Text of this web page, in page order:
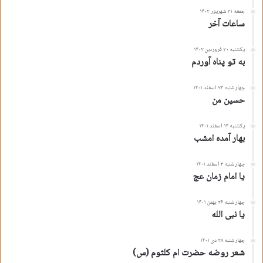
که عرشیان خدا کشته مرده‌اش هستند
جمعه ۳۱ شهریور ۱۴۰۲
ساعات آخر
یکشنبه ۲۰ فروردین ۱۴۰۲
به تو پناه آوردم
چهارشنبه ۲۴ اسفند ۱۴۰۱
حسین من
یکشنبه ۱۴ اسفند ۱۴۰۱
بهار آمده امشب
چهارشنبه ۳ اسفند ۱۴۰۱
یا امام زمان عج
چهارشنبه ۲۶ بهمن ۱۴۰۱
یا نبی الله
چهارشنبه ۲۸ دی ۱۴۰۱
شعر روضه حضرت ام کلثوم (س)